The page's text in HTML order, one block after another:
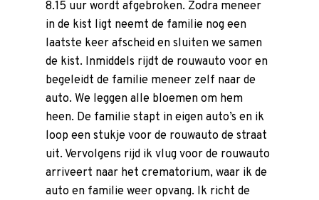
8.15 uur wordt afgebroken. Zodra meneer
in de kist ligt neemt de familie nog een
laatste keer afscheid en sluiten we samen
de kist. Inmiddels rijdt de rouwauto voor en
begeleidt de familie meneer zelf naar de
auto. We leggen alle bloemen om hem
heen. De familie stapt in eigen auto’s en ik
loop een stukje voor de rouwauto de straat
uit. Vervolgens rijd ik vlug voor de rouwauto
arriveert naar het crematorium, waar ik de
auto en familie weer opvang. Ik richt de